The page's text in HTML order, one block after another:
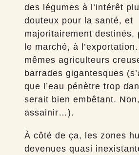
des légumes à l’intérêt
douteux pour la santé, et
majoritairement destinés,
le marché, à
mêmes agriculteurs
barrades gigantesques
que l’eau pénètre trop
serait bien embêtant.
assainir…).
À côté de ça, les zones
devenues quasi